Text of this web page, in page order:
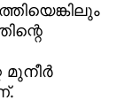
മുനീര്‍